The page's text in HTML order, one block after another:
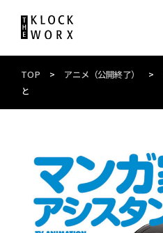
TOP > アニメ（公開終了） >
と